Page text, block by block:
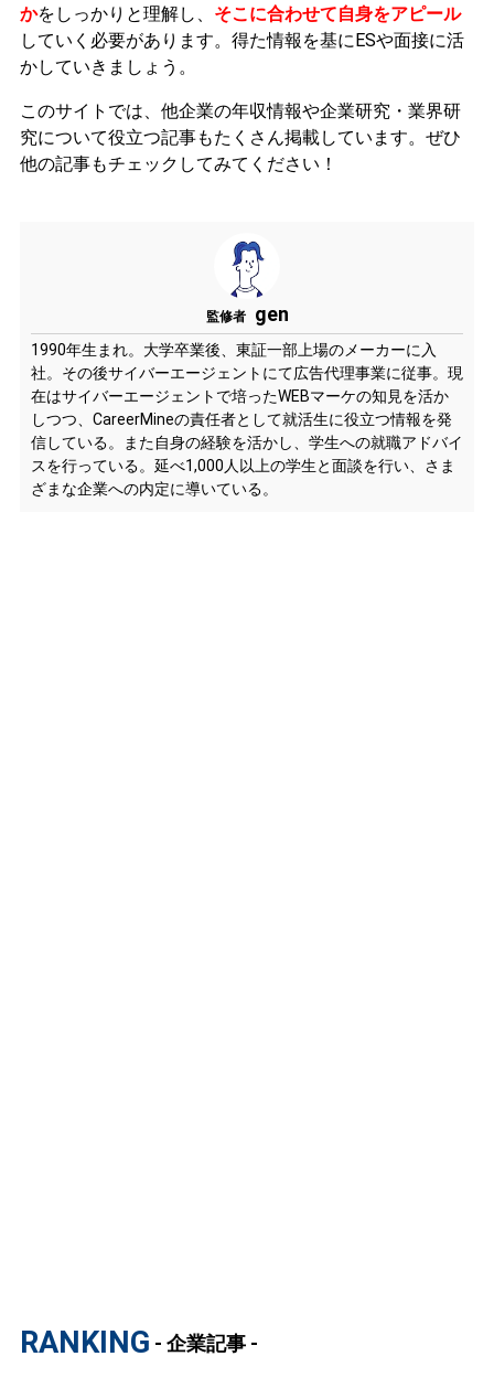
かをしっかりと理解し、 そこに合わせて自身をアピール
していく必要があります。 得た情報を基にESや面接に活
かしていきましょう。
このサイトでは、他企業の年収情報や企業研究・業界研
究について役立つ記事もたくさん掲載しています。ぜひ
他の記事もチェックしてみてください！
監修者 gen
1990年生まれ。大学卒業後、東証一部上場のメーカーに入
社。その後サイバーエージェントにて広告代理事業に従事。現
在はサイバーエージェントで培ったWEBマーケの知見を活か
しつつ、CareerMineの責任者として就活生に役立つ情報を発
信している。また自身の経験を活かし、学生への就職アドバイ
スを行っている。延べ1,000人以上の学生と面談を行い、さま
ざまな企業への内定に導いている。
RANKING - 企業記事 -